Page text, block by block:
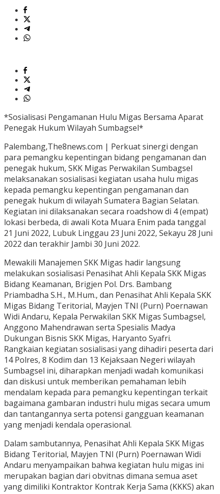
*Sosialisasi Pengamanan Hulu Migas Bersama Aparat
Penegak Hukum Wilayah Sumbagsel*
Palembang,The8news.com | Perkuat sinergi dengan
para pemangku kepentingan bidang pengamanan dan
penegak hukum, SKK Migas Perwakilan Sumbagsel
melaksanakan sosialisasi kegiatan usaha hulu migas
kepada pemangku kepentingan pengamanan dan
penegak hukum di wilayah Sumatera Bagian Selatan.
Kegiatan ini dilaksanakan secara roadshow di 4 (empat)
lokasi berbeda, di awali Kota Muara Enim pada tanggal
21 Juni 2022, Lubuk Linggau 23 Juni 2022, Sekayu 28 Juni
2022 dan terakhir Jambi 30 Juni 2022.
Mewakili Manajemen SKK Migas hadir langsung
melakukan sosialisasi Penasihat Ahli Kepala SKK Migas
Bidang Keamanan, Brigjen Pol. Drs. Bambang
Priambadha S.H., M.Hum., dan Penasihat Ahli Kepala SKK
Migas Bidang Teritorial, Mayjen TNI (Purn) Poernawan
Widi Andaru, Kepala Perwakilan SKK Migas Sumbagsel,
Anggono Mahendrawan serta Spesialis Madya
Dukungan Bisnis SKK Migas, Haryanto Syafri.
Rangkaian kegiatan sosialisasi yang dihadiri peserta dari
14 Polres, 8 Kodim dan 13 Kejaksaan Negeri wilayah
Sumbagsel ini, diharapkan menjadi wadah komunikasi
dan diskusi untuk memberikan pemahaman lebih
mendalam kepada para pemangku kepentingan terkait
bagaimana gambaran industri hulu migas secara umum
dan tantangannya serta potensi gangguan keamanan
yang menjadi kendala operasional.
Dalam sambutannya, Penasihat Ahli Kepala SKK Migas
Bidang Teritorial, Mayjen TNI (Purn) Poernawan Widi
Andaru menyampaikan bahwa kegiatan hulu migas ini
merupakan bagian dari obvitnas dimana semua aset
yang dimiliki Kontraktor Kontrak Kerja Sama (KKKS) akan